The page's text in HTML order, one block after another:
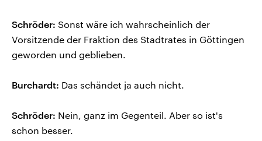
Schröder: Sonst wäre ich wahrscheinlich der
Vorsitzende der Fraktion des Stadtrates in Göttingen
geworden und geblieben.
Burchardt: Das schändet ja auch nicht.
Schröder: Nein, ganz im Gegenteil. Aber so ist's
schon besser.